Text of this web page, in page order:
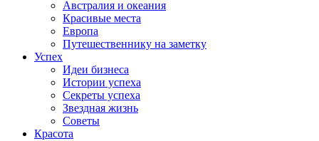
Австралия и океания
Красивые места
Европа
Путешественнику на заметку
Успех
Идеи бизнеса
Истории успеха
Секреты успеха
Звездная жизнь
Советы
Красота